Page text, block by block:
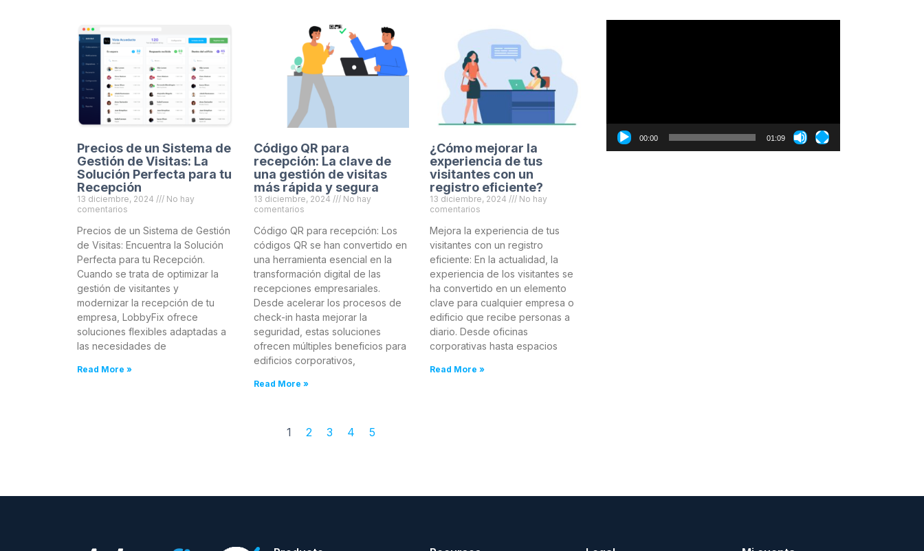
Precios de un Sistema de
Gestión de Visitas: La
Solución Perfecta para tu
Recepción
13 diciembre, 2024
No hay
comentarios
Precios de un Sistema de Gestión
de Visitas: Encuentra la Solución
Perfecta para tu Recepción.
Cuando se trata de optimizar la
gestión de visitantes y
modernizar la recepción de tu
empresa, LobbyFix ofrece
soluciones flexibles adaptadas a
las necesidades de
Read More »
Código QR para
recepción: La clave de
una gestión de visitas
más rápida y segura
13 diciembre, 2024
No hay
comentarios
Código QR para recepción: Los
códigos QR se han convertido en
una herramienta esencial en la
transformación digital de las
recepciones empresariales.
Desde acelerar los procesos de
check-in hasta mejorar la
seguridad, estas soluciones
ofrecen múltiples beneficios para
edificios corporativos,
Read More »
¿Cómo mejorar la
experiencia de tus
visitantes con un
registro eficiente?
13 diciembre, 2024
No hay
comentarios
Mejora la experiencia de tus
visitantes con un registro
eficiente: En la actualidad, la
experiencia de los visitantes se
ha convertido en un elemento
clave para cualquier empresa o
edificio que recibe personas a
diario. Desde oficinas
corporativas hasta espacios
Read More »
1 2 3 4 5
00:00 01:09